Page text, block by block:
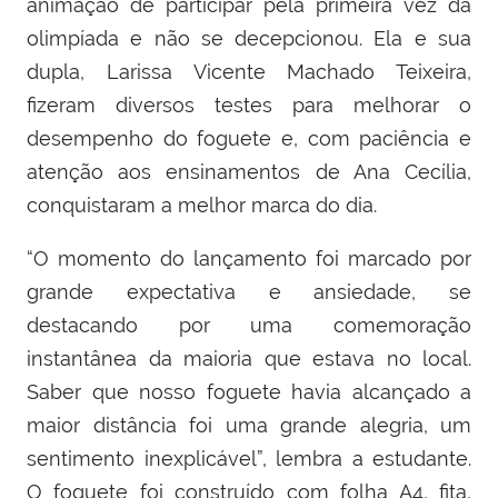
animação de participar pela primeira vez da
olimpíada e não se decepcionou. Ela e sua
dupla, Larissa Vicente Machado Teixeira,
fizeram diversos testes para melhorar o
desempenho do foguete e, com paciência e
atenção aos ensinamentos de Ana Cecília,
conquistaram a melhor marca do dia.
“O momento do lançamento foi marcado por
grande expectativa e ansiedade, se
destacando por uma comemoração
instantânea da maioria que estava no local.
Saber que nosso foguete havia alcançado a
maior distância foi uma grande alegria, um
sentimento inexplicável”, lembra a estudante.
O foguete foi construído com folha A4, fita,